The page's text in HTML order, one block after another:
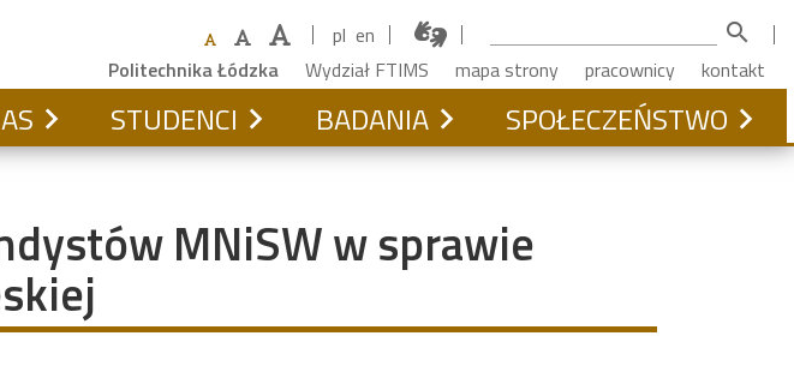
pl en
search
Politechnika Łódzka
Wydział FTIMS mapa strony pracownicy kontakt
STUDENCI BADANIA SPOŁECZEŃSTWO
MNiSW w sprawie